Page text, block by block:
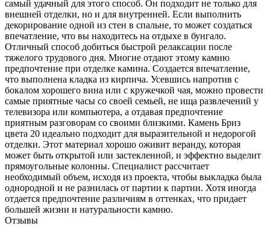
самый удачный для этого способ. Он подходит не только для
внешней отделки, но и для внутренней. Если выполнить
декорирование одной из стен в спальне, то может создаться
впечатление, что вы находитесь на отдыхе в бунгало.
Отличный способ добиться быстрой релаксации после
тяжелого трудового дня. Многие отдают этому камню
предпочтение при отделке камина. Создается впечатление,
что выполнена кладка из кирпича. Усевшись напротив с
бокалом хорошего вина или с кружечкой чая, можно провести
самые приятные часы со своей семьей, не ища развлечений у
телевизора или компьютера, а отдавая предпочтение
приятным разговорам со своими близкими. Камень Бриз
цвета 20 идеально подходит для выразительной и недорогой
отделки. Этот материал хорошо оживит веранду, которая
может быть открытой или застекленной, и эффектно выделит
прямоугольные колонны. Специалист рассчитает
необходимый объем, исходя из проекта, чтобы выкладка была
однородной и не разнилась от партии к партии. Хотя иногда
отдается предпочтение различиям в оттенках, что придает
большей жизни и натуральности камню.
Отзывы